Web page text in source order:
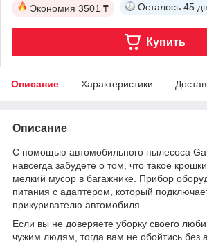
Экономия 3501 ₸ Осталось 45
Купить
Описание Характеристики
Описание
С помощью автомобильного пылесоса
навсегда забудете о том, что такое
мелкий мусор в багажнике. Прибор
питания с адаптером, который
прикуривателю автомобиля.
Если вы не доверяете уборку своего
чужим людям, тогда вам не обойтись без